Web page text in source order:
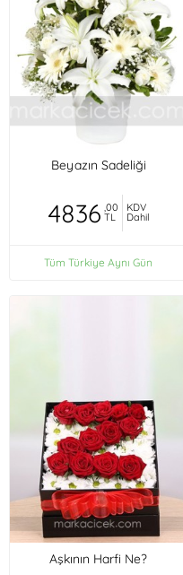
Beyazın Sadeliği
4836 ,00
TL
KDV
Dahil
Tüm Türkiye Aynı Gün
Aşkının Harfi Ne?